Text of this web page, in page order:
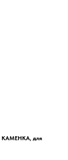
КАМЕНКА, для